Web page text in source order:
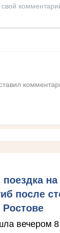
на
после
вечером 8